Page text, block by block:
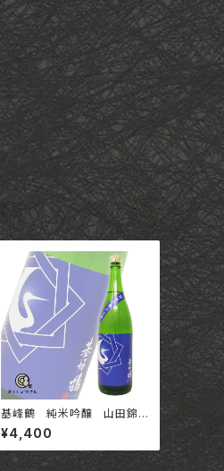
基峰鶴 純米吟醸 山田錦
【1800ml】 / 佐賀 合資会社
基山商店
¥4,400